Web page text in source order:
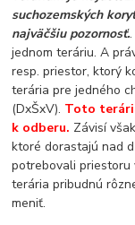
suchozemských
najväčšiu pozornosť.
jednom teráriu. A
resp. priestor, ktorý
terária pre jedného
(DxŠxV). Toto
k odberu. Závisí
ktoré dorastajú nad
potrebovali priestoru
terária pribudnú
meniť.